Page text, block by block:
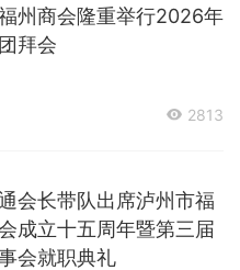
州商会隆重举行2026年
拜会
2813
会长带队出席泸州市福
成立十五周年暨第三届
会就职典礼